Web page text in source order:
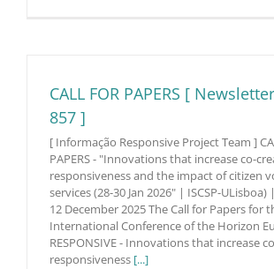
CALL FOR PAPERS [
857 ]
[ Informação Responsive Project Team ]
PAPERS - "Innovations that increase co-
responsiveness and the impact of citizen
services (28-30 Jan 2026" | ISCSP-ULisboa)
12 December 2025 The Call for Papers for
International Conference of the Horizon
RESPONSIVE - Innovations that increase
responsiveness [...]